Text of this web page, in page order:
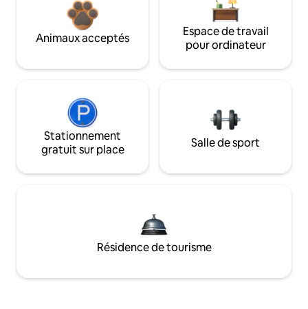
Animaux acceptés
Espace de travail
pour ordinateur
Stationnement
gratuit sur place
Salle de sport
Résidence de tourisme